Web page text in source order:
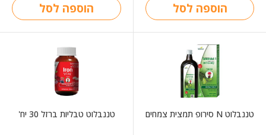
הוספה לסל הוספה לסל
טננבלוט N סירופ תמצית צמחים טננבלוט טבליות ברזל 30 יח'